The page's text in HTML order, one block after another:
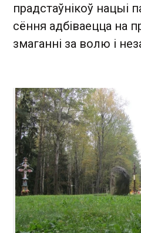
прадстаўнікоў нацыі
сёння адбіваецца на
змаганні за волю і